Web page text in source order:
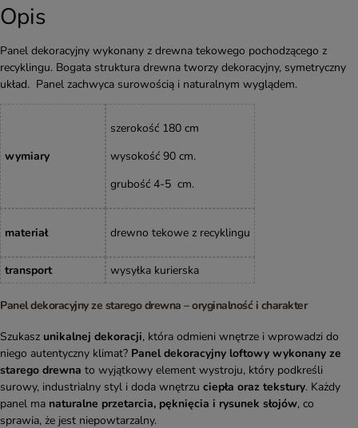
Opis
Panel dekoracyjny wykonany z drewna tekowego pochodzącego z
recyklingu. Bogata struktura drewna tworzy dekoracyjny, symetryczny
układ. Panel zachwyca surowością i naturalnym wyglądem.
wymiary
szerokość 180 cm
wysokość 90 cm.
grubość 4-5 cm.
materiał drewno tekowe z recyklingu
transport wysyłka kurierska
Panel dekoracyjny ze starego drewna – oryginalność i charakter
Szukasz unikalnej dekoracji, która odmieni wnętrze i wprowadzi do
niego autentyczny klimat? Panel dekoracyjny loftowy wykonany ze
starego drewna to wyjątkowy element wystroju, który podkreśli
surowy, industrialny styl i doda wnętrzu ciepła oraz tekstury. Każdy
panel ma naturalne przetarcia, pęknięcia i rysunek słojów, co
sprawia, że jest niepowtarzalny.